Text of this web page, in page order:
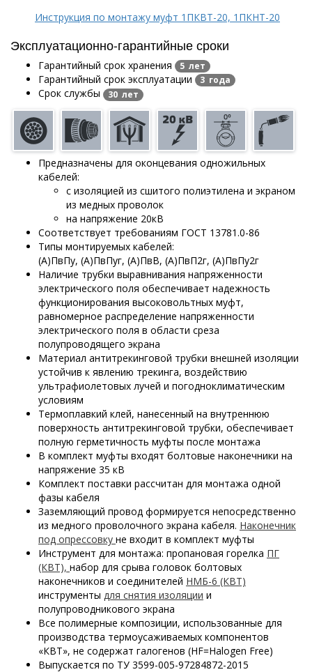
Инструкция по монтажу муфт 1ПКВТ-20, 1ПКНТ-20
Эксплуатационно-гарантийные сроки
Гарантийный срок хранения 5 лет
Гарантийный срок эксплуатации 3 года
Срок службы 30 лет
Предназначены для оконцевания одножильных
кабелей:
с изоляцией из сшитого полиэтилена и экраном
из медных проволок
на напряжение 20кВ
Соответствует требованиям ГОСТ 13781.0-86
Типы монтируемых кабелей:
(А)ПвПу, (А)ПвПуг, (А)ПвВ, (А)ПвП2г, (А)ПвПу2г
Наличие трубки выравнивания напряженности
электрического поля обеспечивает надежность
функционирования высоковольтных муфт,
равномерное распределение напряженности
электрического поля в области среза
полупроводящего экрана
Материал антитрекинговой трубки внешней изоляции
устойчив к явлению трекинга, воздействию
ультрафиолетовых лучей и погодноклиматическим
условиям
Термоплавкий клей, нанесенный на внутреннюю
поверхность антитрекинговой трубки, обеспечивает
полную герметичность муфты после монтажа
В комплект муфты входят болтовые наконечники на
напряжение 35 кВ
Комплект поставки рассчитан для монтажа одной
фазы кабеля
Заземляющий провод формируется непосредственно
из медного проволочного экрана кабеля. Наконечник
под опрессовку не входит в комплект муфты
Инструмент для монтажа: пропановая горелка ПГ
(КВТ), набор для срыва головок болтовых
наконечников и соединителей НМБ-6 (КВТ)
инструменты для снятия изоляции и
полупроводникового экрана
Все полимерные композиции, использованные для
производства термоусаживаемых компонентов
«КВТ», не содержат галогенов (HF=Halogen Free)
Выпускается по ТУ 3599-005-97284872-2015